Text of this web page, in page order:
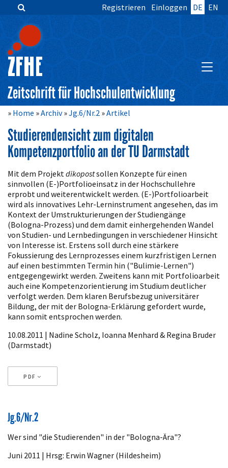
Zum
springen
Hauptnavigation
Inhalt
Sidebar
Registrieren Einloggen DE EN
Zeitschrift für Hochschulentwicklung
Home Archiv Jg.6/Nr.2 Artikel
Studierendensicht zum digitalen
Kompetenzportfolio an der TU Darmstadt
Artikelinhalt
Mit dem Projekt dikopostsollen Konzepte für einen
sinnvollen (E-)Portfolioeinsatz in der Hochschullehre
erprobt und weiterentwickelt werden. (E-)Portfolioarbeit
wird als innovatives Lehr-Lerninstrument angesehen, das im
Kontext der Umstrukturierungen der Studiengänge
(Bologna-Prozess) und dem damit einhergehenden Wandel
von Studien- und Lernbedingungen in verschiedener Hinsicht
von Interesse ist. Erstens soll durch eine stärkere
Fokussierung des Lernprozesses einem kurzfristigen Lernen
auf einen bestimmten Termin hin ("Bulimie-Lernen")
entgegengewirkt werden. Zweitens kann mit Portfolioarbeit
auch eine Kompetenzorientierung im Studium deutlicher
verfolgt werden. Dem klaren Berufsbezug universitärer
Bildung, der mit der Bologna-Erklärung gefordert wurde,
kann somit entsprochen werden.
10.08.2011 | Nadine Scholz, Ioanna Menhard & Regina Bruder
(Darmstadt)
PDF
Jg.6/Nr.2
Wer sind "die Studierenden" in der "Bologna-Ära"?
Juni 2011 | Hrsg: Erwin Wagner (Hildesheim)